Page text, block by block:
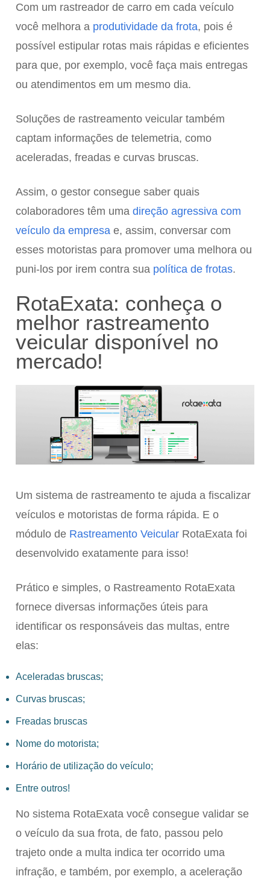
Com um rastreador de carro em cada veículo
você melhora a produtividade da frota, pois é
possível estipular rotas mais rápidas e eficientes
para que, por exemplo, você faça mais entregas
ou atendimentos em um mesmo dia.
Soluções de rastreamento veicular também
captam informações de telemetria, como
aceleradas, freadas e curvas bruscas.
Assim, o gestor consegue saber quais
colaboradores têm uma direção agressiva com
veículo da empresa e, assim, conversar com
esses motoristas para promover uma melhora ou
puni-los por irem contra sua política de frotas.
RotaExata: conheça o
melhor rastreamento
veicular disponível no
mercado!
Um sistema de rastreamento te ajuda a fiscalizar
veículos e motoristas de forma rápida. E o
módulo de Rastreamento Veicular RotaExata foi
desenvolvido exatamente para isso!
Prático e simples, o Rastreamento RotaExata
fornece diversas informações úteis para
identificar os responsáveis das multas, entre
elas:
Aceleradas bruscas;
Curvas bruscas;
Freadas bruscas
Nome do motorista;
Horário de utilização do veículo;
Entre outros!
No sistema RotaExata você consegue validar se
o veículo da sua frota, de fato, passou pelo
trajeto onde a multa indica ter ocorrido uma
infração, e também, por exemplo, a aceleração